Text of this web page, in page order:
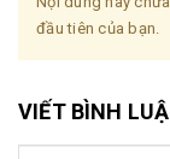
đầu tiên của bạn.
VIẾT BÌNH